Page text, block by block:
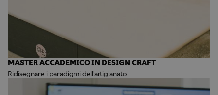
MASTER ACCADEMICO IN DESIGN CRAFT
Ridisegnare i paradigmi dell'artigianato